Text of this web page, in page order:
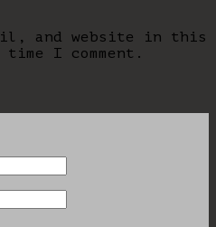
and website in this
I comment.